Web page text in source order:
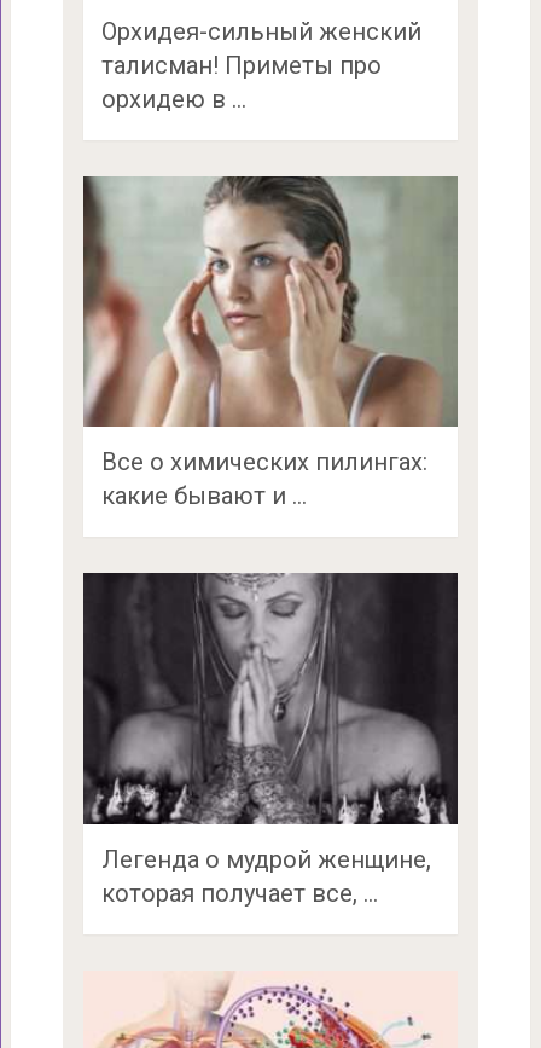
Орхидея-сильный женский
талисман! Приметы про
орхидею в …
Все о химических пилингах:
какие бывают и …
Легенда о мудрой женщине,
которая получает все, …